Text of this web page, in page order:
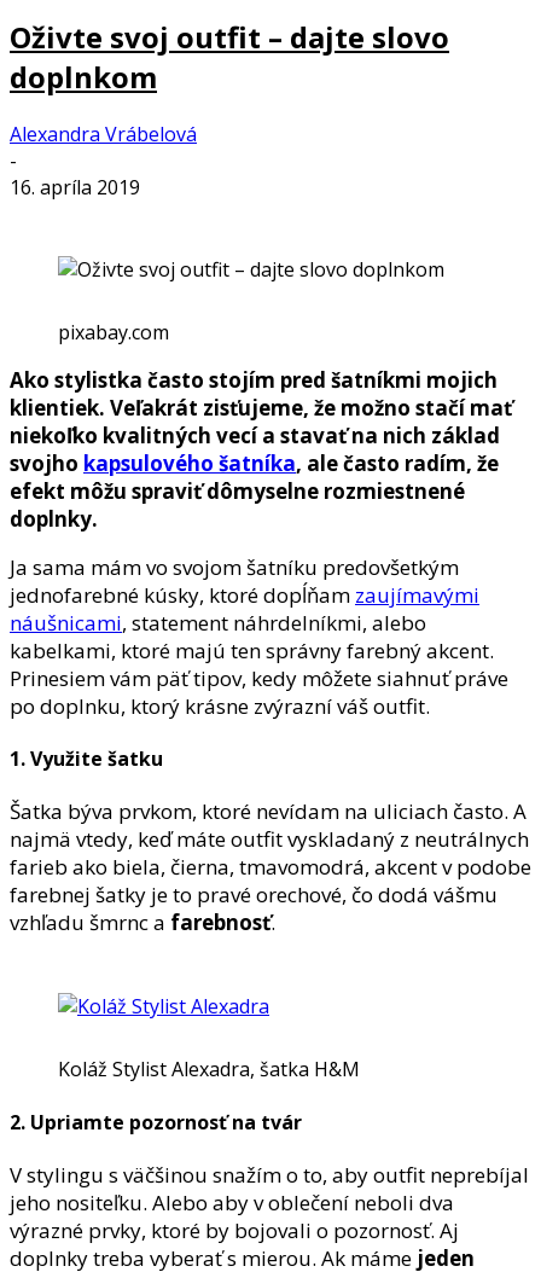
Oživte svoj outfit – dajte slovo
doplnkom
Alexandra Vrábelová
-
16. apríla 2019
pixabay.com
Ako stylistka často stojím pred šatníkmi mojich
klientiek. Veľakrát zisťujeme, že možno stačí mať
niekoľko kvalitných vecí a stavať na nich základ
svojho kapsulového šatníka, ale často radím, že
efekt môžu spraviť dômyselne rozmiestnené
doplnky.
Ja sama mám vo svojom šatníku predovšetkým
jednofarebné kúsky, ktoré dopĺňam zaujímavými
náušnicami, statement náhrdelníkmi, alebo
kabelkami, ktoré majú ten správny farebný akcent.
Prinesiem vám päť tipov, kedy môžete siahnuť práve
po doplnku, ktorý krásne zvýrazní váš outfit.
1. Využite šatku
Šatka býva prvkom, ktoré nevídam na uliciach často. A
najmä vtedy, keď máte outfit vyskladaný z neutrálnych
farieb ako biela, čierna, tmavomodrá, akcent v podobe
farebnej šatky je to pravé orechové, čo dodá vášmu
vzhľadu šmrnc a farebnosť.
Koláž Stylist Alexadra, šatka H&M
2. Upriamte pozornosť na tvár
V stylingu s väčšinou snažím o to, aby outfit neprebíjal
jeho nositeľku. Alebo aby v oblečení neboli dva
výrazné prvky, ktoré by bojovali o pozornosť. Aj
doplnky treba vyberať s mierou. Ak máme jeden